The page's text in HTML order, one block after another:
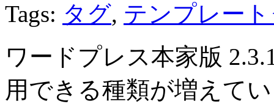
Tags: タグ, テンプレー
ワードプレス本家版
用できる種類が増えて